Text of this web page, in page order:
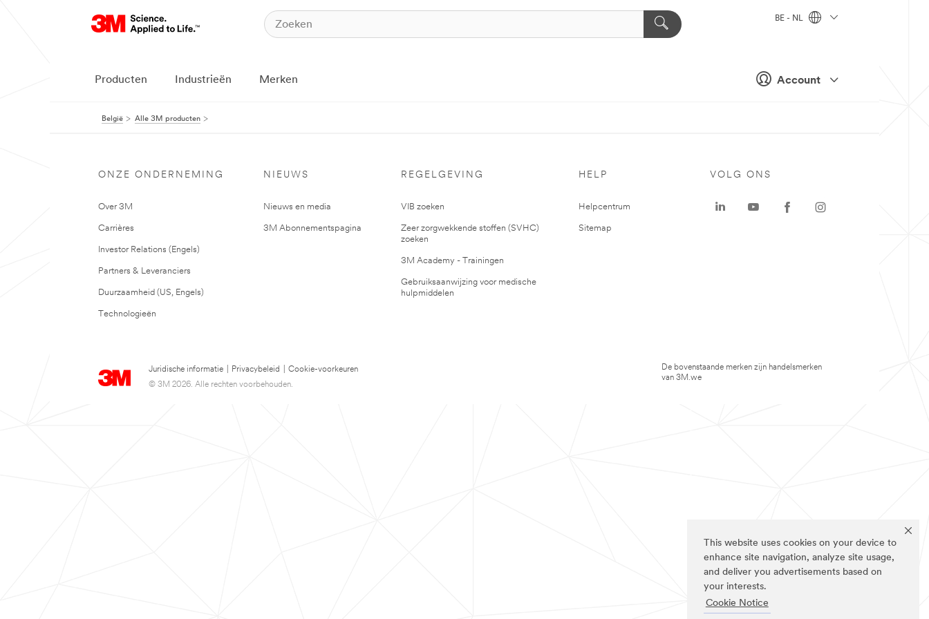
This website uses cookies on your device to
enhance site navigation, analyze site usage,
and deliver you advertisements based on
your interests.
Cookie Notice
Account
BE - NL
Producten Industrieën Merken
België Alle 3M producten
ONZE ONDERNEMING
Over 3M
Carrières
Investor Relations (Engels)
Partners & Leveranciers
Duurzaamheid (US, Engels)
Technologieën
NIEUWS
Nieuws en media
3M Abonnementspagina
REGELGEVING
VIB zoeken
Zeer zorgwekkende stoffen (SVHC)
zoeken
3M Academy - Trainingen
Gebruiksaanwijzing voor medische
hulpmiddelen
HELP
Helpcentrum
Sitemap
Juridische informatie Privacybeleid
Cookie-voorkeuren
© 3M 2026. Alle rechten voorbehouden.
VOLG ONS
De bovenstaande merken zijn handelsmerken
van 3M.we